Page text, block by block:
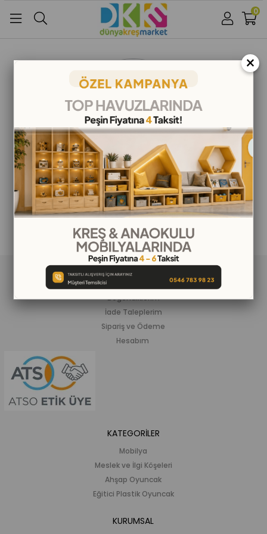
Google İle Bağlan
0
ALIŞVERİŞ BİLGİLERİ
Beğendiklerim
İade Taleplerim
Sipariş ve Ödeme
Hesabım
KATEGORİLER
Mobilya
Meslek ve İlgi Köşeleri
Ahşap Oyuncak
Eğitici Plastik Oyuncak
KURUMSAL
×